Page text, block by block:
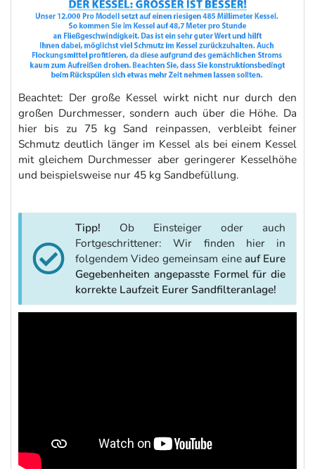
Beachtet: Der große Kessel wirkt nicht nur durch den
großen Durchmesser, sondern auch über die Höhe. Da
hier bis zu 75 kg Sand reinpassen, verbleibt feiner
Schmutz deutlich länger im Kessel als bei einem Kessel
mit gleichem Durchmesser aber geringerer Kesselhöhe
und beispielsweise nur 45 kg Sandbefüllung.
Tipp! Ob Einsteiger oder auch
Fortgeschrittener: Wir finden hier in
folgendem Video gemeinsam eineauf Eure
Gegebenheiten angepasste Formel für die
korrekte Laufzeit Eurer Sandfilteranlage!